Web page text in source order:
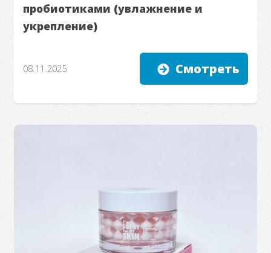
пробиотиками (увлажнение и
укрепление)
08.11.2025 Смотреть